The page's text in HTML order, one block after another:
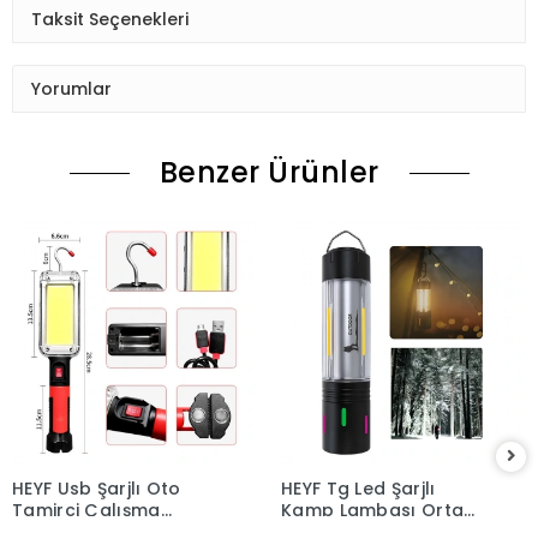
Taksit Seçenekleri
Yorumlar
Benzer Ürünler
HEYF Usb Şarjlı Oto
Tamirci Çalışma
HEYF Tg Led Şarjlı
Kamp Lambası Ortam